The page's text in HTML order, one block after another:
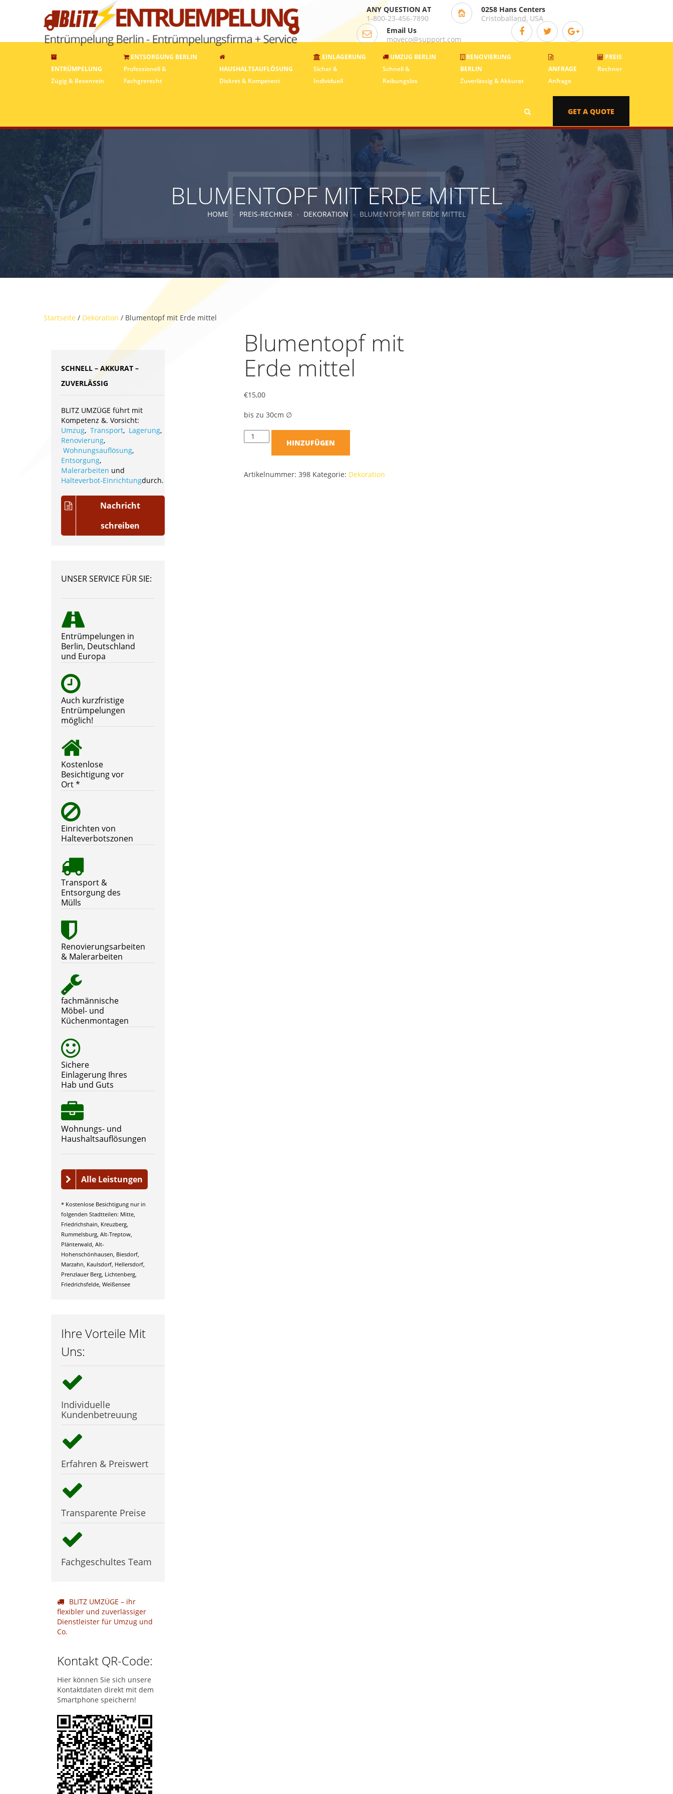
ANY QUESTION AT
1-800-23-456-7890
0258 Hans Centers
Cristoballand, USA
Email Us
moveco@support.com
ENTRÜMPELUNG
Zügig & Besenrein
ENTSORGUNG BERLIN
Professionell &
Fachgrerecht
HAUSHALTSAUFLÖSUNG
Diskret & Kompetent
EINLAGERUNG
Sicher &
Individuell
UMZUG BERLIN
Schnell &
Reibungslos
RENOVIERUNG
BERLIN
Zuverlässig & Akkurat
ANFRAGE
Anfrage
PREIS
Rechner
GET A QUOTE
BLUMENTOPF MIT ERDE MITTEL
HOME PREIS-RECHNER DEKORATION BLUMENTOPF MIT ERDE MITTEL
Startseite / Dekoration / Blumentopf mit Erde mittel
Blumentopf mit
Erde mittel
€15,00
bis zu 30cm ∅
HINZUFÜGEN
Artikelnummer:398 Kategorie: Dekoration
SCHNELL – AKKURAT –
ZUVERLÄSSIG
BLITZ UMZÜGE führt mit
Kompetenz &. Vorsicht:
Umzug, Transport, Lagerung,
Renovierung,
Wohnungsauflösung,
Entsorgung,
Malerarbeiten und
Halteverbot-Einrichtungdurch.
Nachricht
schreiben
UNSER SERVICE FÜR SIE:
Entrümpelungen in
Berlin, Deutschland
und Europa
Auch kurzfristige
Entrümpelungen
möglich!
Kostenlose
Besichtigung vor
Ort *
Einrichten von
Halteverbotszonen
Transport &
Entsorgung des
Mülls
Renovierungsarbeiten
& Malerarbeiten
fachmännische
Möbel- und
Küchenmontagen
Sichere
Einlagerung Ihres
Hab und Guts
Wohnungs- und
Haushaltsauflösungen
Alle Leistungen
* Kostenlose Besichtigung nur in
folgenden Stadtteilen: Mitte,
Friedrichshain, Kreuzberg,
Rummelsburg, Alt-Treptow,
Plänterwald, Alt-
Hohenschönhausen, Biesdorf,
Marzahn, Kaulsdorf, Hellersdorf,
Prenzlauer Berg, Lichtenberg,
Friedrichsfelde, Weißensee
Ihre Vorteile Mit
Uns:
Individuelle
Kundenbetreuung
Erfahren & Preiswert
Transparente Preise
Fachgeschultes Team
BLITZ UMZÜGE – ihr
flexibler und zuverlässiger
Dienstleister für Umzug und
Co.
Kontakt QR-Code:
Hier können Sie sich unsere
Kontaktdaten direkt mit dem
Smartphone speichern!